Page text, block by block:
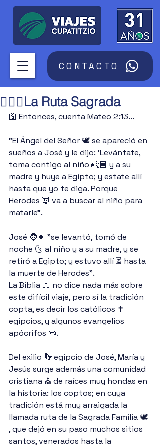
CONTACTO
🚶🏽‍♂️La Ruta Sagrada
🛐 Entonces, cuenta Mateo 2:13...
"El Ángel del Señor 🕊 se apareció en
sueños a José y le dijo: 'Levántate,
toma contigo al niño 👼🏼 y a su
madre y huye a Egipto; y estate allí
hasta que yo te diga. Porque
Herodes 👿 va a buscar al niño para
matarle".
José 🧔🏽 "se levantó, tomó de
noche 🌜 al niño y a su madre, y se
retiró a Egipto; y estuvo allí ⏳ hasta
la muerte de Herodes".
La Biblia 📖 no dice nada más sobre
este difícil viaje, pero sí la tradición
copta, es decir los católicos ✝️
egipcios, y algunos evangelios
apócrifos 📜.
Del exilio 👣 egipcio de José, María y
Jesús surge además una comunidad
cristiana ⛪️ de raíces muy hondas en
la historia: los coptos; en cuya
tradición está muy arraigada la
llamada ruta de la Sagrada Familia 🕊
, que dejó en su paso muchos sitios
santos, venerados hasta la